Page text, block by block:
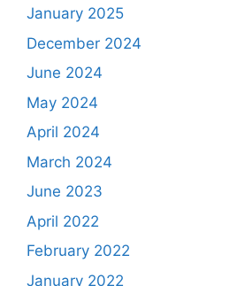
January 2025
December 2024
June 2024
May 2024
April 2024
March 2024
June 2023
April 2022
February 2022
January 2022